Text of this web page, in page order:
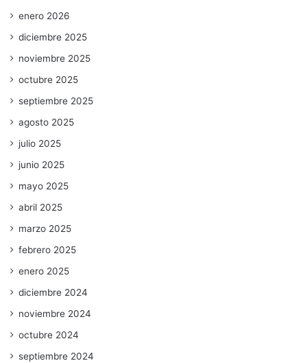
enero 2026
diciembre 2025
noviembre 2025
octubre 2025
septiembre 2025
agosto 2025
julio 2025
junio 2025
mayo 2025
abril 2025
marzo 2025
febrero 2025
enero 2025
diciembre 2024
noviembre 2024
octubre 2024
septiembre 2024